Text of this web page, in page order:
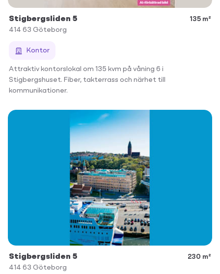
Stigbergsliden 5
135 m²
414 63 Göteborg
Kontor
Attraktiv kontorslokal om 135 kvm på våning 6 i
Stigbergshuset. Fiber, takterrass och närhet till
kommunikationer.
Stigbergsliden 5
230 m²
414 63 Göteborg